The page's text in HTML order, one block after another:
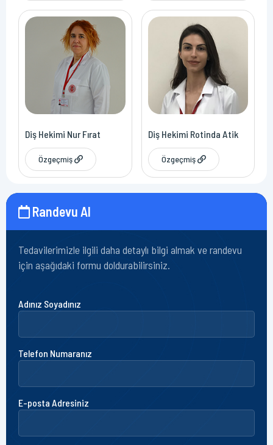
Diş Hekimi Nur Fırat
Özgeçmiş
Diş Hekimi Rotinda Atik
Özgeçmiş
Randevu Al
Tedavilerimizle ilgili daha detaylı bilgi almak ve randevu
için aşağıdaki formu doldurabilirsiniz.
Adınız Soyadınız
Telefon Numaranız
E-posta Adresiniz